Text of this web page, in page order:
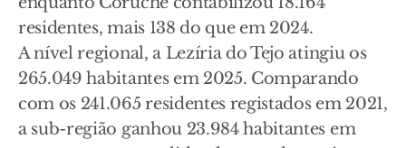
residentes, mais 138 do que em 2024.
A nível regional, a Lezíria do Tejo atingiu os
265.049 habitantes em 2025. Comparando
com os 241.065 residentes registados em 2021,
a sub-região ganhou 23.984 habitantes em